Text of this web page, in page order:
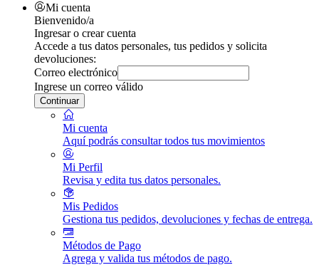
Mi cuenta
Bienvenido/a
Ingresar o crear cuenta
Accede a tus datos personales, tus pedidos y solicita
devoluciones:
Correo electrónico
Ingrese un correo válido
Continuar
Mi cuenta
Aquí podrás consultar todos tus movimientos
Mi Perfil
Revisa y edita tus datos personales.
Mis Pedidos
Gestiona tus pedidos, devoluciones y fechas de entrega.
Métodos de Pago
Agrega y valida tus métodos de pago.